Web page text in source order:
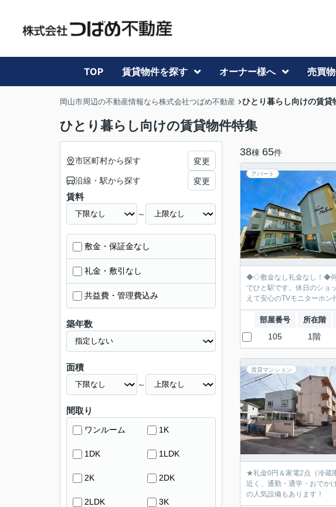
TOP 賃貸物件を探す オーナー様へ 売買
岡山市周辺の不動産情報なら株式会社つばめ不動産 ひとり暮らし向けの賃貸
ひとり暮らし向けの賃貸物件特集
38棟 65件
アパート
◆◇敷金なし礼金なし！◆何
でひと駅です。休日のショ
えて安心のTVモニターホン
部屋番号 所在階
105 1階
賃貸マンション
★礼金0円＆家電2点（冷蔵
近く、通勤・通学・おでか
の人気設備もあります！
市区町村から探す 変更
沿線・駅から探す 変更
賃料
～
敷金・保証金なし
礼金・敷引なし
共益費・管理費込み
築年数
面積
～
間取り
ワンルーム 1K
1DK 1LDK
2K 2DK
2LDK 3K